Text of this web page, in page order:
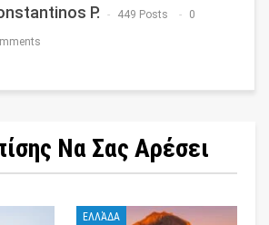
P. 449 Posts 0
Να Σας Αρέσει
ΕΛΛΆΔΑ